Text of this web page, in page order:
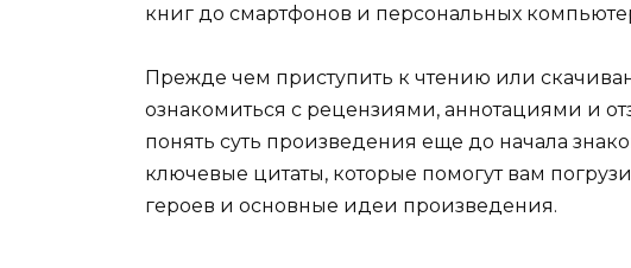
книг до смартфонов и персональных
Прежде чем приступить к чтению или
ознакомиться с рецензиями, аннотациями и
понять суть произведения еще до начала
ключевые цитаты, которые помогут вам
героев и основные идеи произведения.